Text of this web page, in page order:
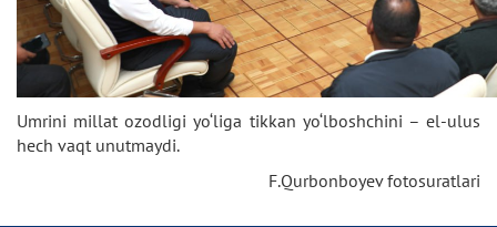
Umrini millat ozodligi yo‘liga tikkan yo‘lboshchini – el-ulus
hech vaqt unutmaydi.
F.Qurbonboyev fotosuratlari